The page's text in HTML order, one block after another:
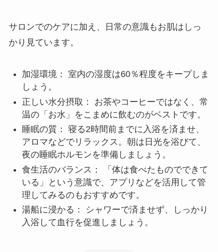
サロンでのケアに加え、日常の意識もお肌はしっ
かり見ています。
加湿環境： 室内の湿度は60％程度をキープしま
しょう。
正しい水分摂取： お茶やコーヒーではなく、常
温の「お水」をこまめに飲むのがベストです。
睡眠の質： 寝る2時間前までに入浴を済ませ、
アロマなどでリラックス。朝は日光を浴びて、
夜の睡眠ホルモンを準備しましょう。
食生活のバランス： 「体は食べたものでできて
いる」という意識で、アプリなどを活用して管
理してみるのもおすすめです。
湯船に浸かる： シャワーで済ませず、しっかり
入浴して血行を促進しましょう。